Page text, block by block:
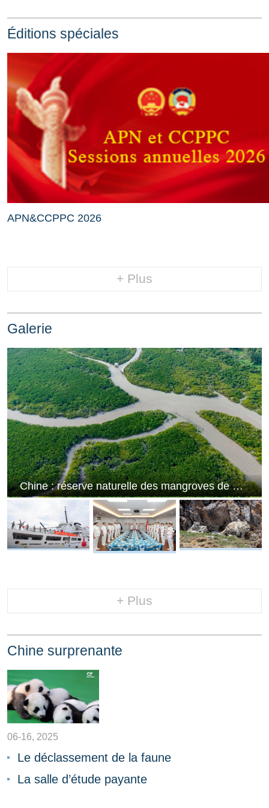
Éditions spéciales
APN&CCPPC 2026
+ Plus
Galerie
Chine : réserve naturelle des mangroves de Shankou au Guangxi
+ Plus
Chine surprenante
06-16, 2025
Le déclassement de la faune
La salle d’étude payante